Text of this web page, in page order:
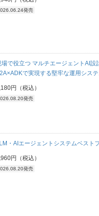
発売
場で役立つ マルチエージェントAI設
で実現する堅牢な運用シス
円（税込）
発売
・AIエージェントシステムベスト
円（税込）
発売